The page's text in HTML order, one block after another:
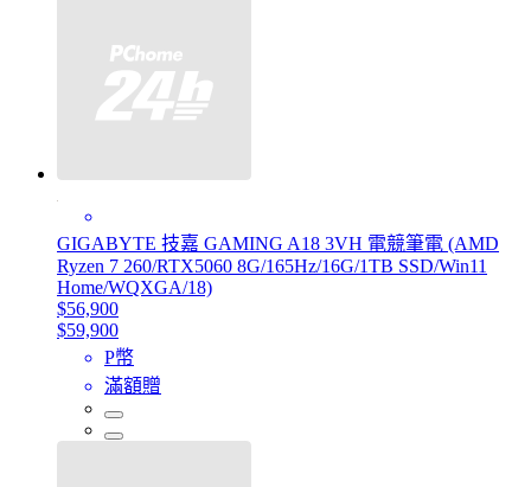
GIGABYTE 技嘉 GAMING A18 3VH 電競筆電 (AMD
Ryzen 7 260/RTX5060 8G/165Hz/16G/1TB SSD/Win11
Home/WQXGA/18)
$56,900
$59,900
P幣
滿額贈